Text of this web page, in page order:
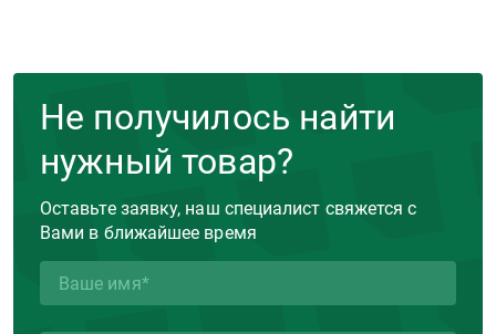
Не получилось найти
нужный товар?
Оставьте заявку, наш специалист свяжется с
Вами в ближайшее время